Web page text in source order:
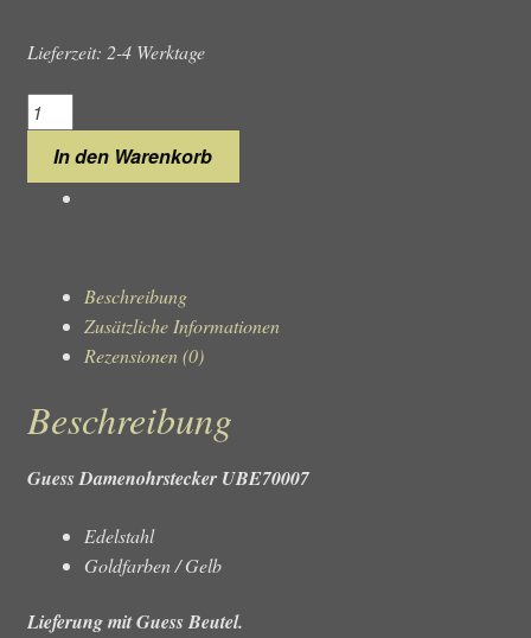
Lieferzeit: 2-4 Werktage
Guess
Damenohrstecker
UBE70007
Menge
In den Warenkorb
Beschreibung
Zusätzliche Informationen
Rezensionen (0)
Beschreibung
Guess Damenohrstecker UBE70007
Edelstahl
Goldfarben / Gelb
Lieferung mit Guess Beutel.